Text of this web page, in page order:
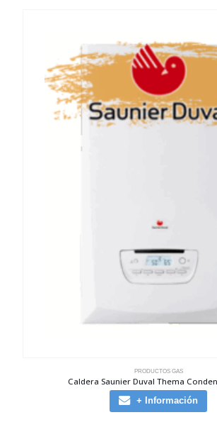
PRODUCTOS GAS
Caldera Saunier Duval Thema
+ Información